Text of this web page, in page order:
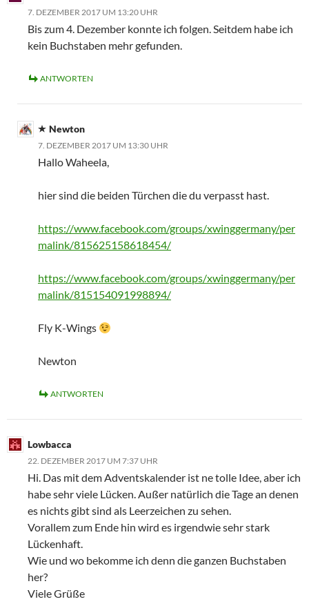
7. DEZEMBER 2017 UM 13:20 UHR
Bis zum 4. Dezember konnte ich folgen. Seitdem habe ich
kein Buchstaben mehr gefunden.
ANTWORTEN
Newton
7. DEZEMBER 2017 UM 13:30 UHR
Hallo Waheela,
hier sind die beiden Türchen die du verpasst hast.
https://www.facebook.com/groups/xwinggermany/per
malink/815625158618454/
https://www.facebook.com/groups/xwinggermany/per
malink/815154091998894/
Fly K-Wings
Newton
ANTWORTEN
Lowbacca
22. DEZEMBER 2017 UM 7:37 UHR
Hi. Das mit dem Adventskalender ist ne tolle Idee, aber ich
habe sehr viele Lücken. Außer natürlich die Tage an denen
es nichts gibt sind als Leerzeichen zu sehen.
Vorallem zum Ende hin wird es irgendwie sehr stark
Lückenhaft.
Wie und wo bekomme ich denn die ganzen Buchstaben
her?
Viele Grüße